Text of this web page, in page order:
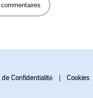
gêner la réalisation. Si
je pense que je
de Confidentialité Cookies